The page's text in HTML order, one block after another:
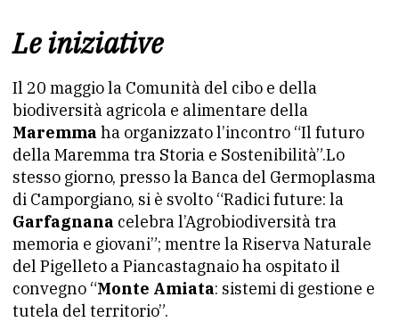
Le iniziative
Il 20 maggio la Comunità del cibo e della
biodiversità agricola e alimentare della
Maremma ha organizzato l’incontro “Il futuro
della Maremma tra Storia e Sostenibilità”.Lo
stesso giorno, presso la Banca del Germoplasma
di Camporgiano, si è svolto “Radici future: la
Garfagnana celebra l’Agrobiodiversità tra
memoria e giovani”; mentre la Riserva Naturale
del Pigelleto a Piancastagnaio ha ospitato il
convegno “Monte Amiata: sistemi di gestione e
tutela del territorio”.